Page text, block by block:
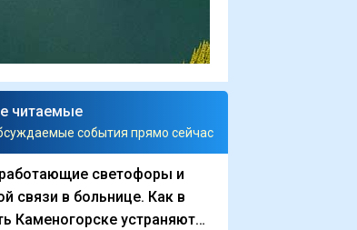
читаемые
события прямо сейчас
светофоры и
связи в больнице. Как в
Каменогорске устраняют